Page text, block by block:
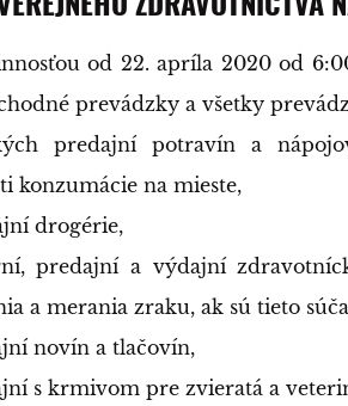
od 22. apríla 2020 od
prevádzky a všetky
predajní potravín a
konzumácie na mieste,
drogérie,
predajní a výdajní
a merania zraku, ak sú tieto
novín a tlačovín,
s krmivom pre zvieratá a